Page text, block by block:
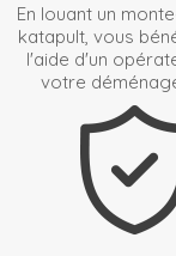
En louant un
katapult, vous
l'aide d'un
votre